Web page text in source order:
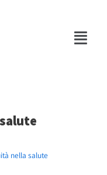
nella salute